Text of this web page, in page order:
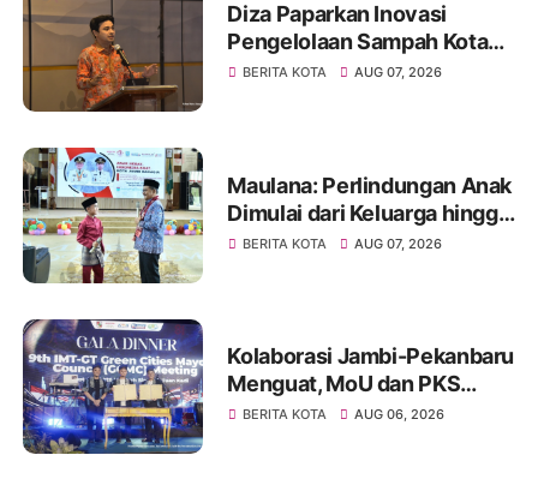
Diza Paparkan Inovasi
Pengelolaan Sampah Kota
Jambi di Forum UCLG
BERITA KOTA AUG 07, 2026
Maulana: Perlindungan Anak
Dimulai dari Keluarga hingga
Ruang Publik yang Ramah
BERITA KOTA AUG 07, 2026
Kolaborasi Jambi-Pekanbaru
Menguat, MoU dan PKS
Ditandatangani pada Gala
BERITA KOTA AUG 06, 2026